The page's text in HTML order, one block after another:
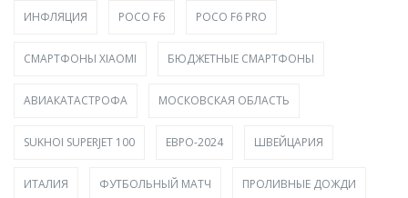
ИНФЛЯЦИЯ POCO F6 POCO F6 PRO
СМАРТФОНЫ XIAOMI БЮДЖЕТНЫЕ СМАРТФОНЫ
АВИАКАТАСТРОФА МОСКОВСКАЯ ОБЛАСТЬ
SUKHOI SUPERJET 100 ЕВРО-2024 ШВЕЙЦАРИЯ
ИТАЛИЯ ФУТБОЛЬНЫЙ МАТЧ ПРОЛИВНЫЕ ДОЖДИ